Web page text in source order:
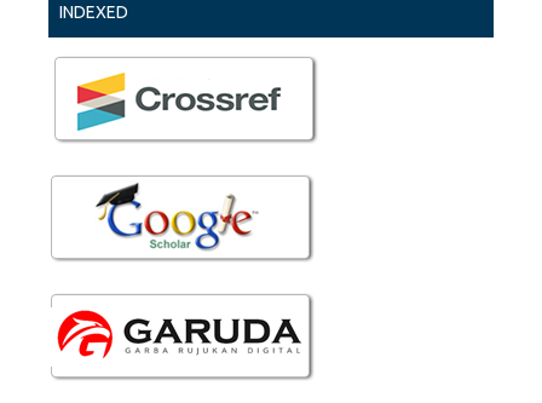
INDEXED